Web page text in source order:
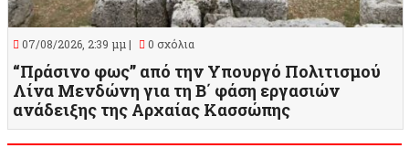
07/08/2026, 2:39 μμ | 0 σχόλια
“Πράσινο φως” από την Υπουργό Πολιτισμού
Λίνα Μενδώνη για τη Β΄ φάση εργασιών
ανάδειξης της Αρχαίας Κασσώπης